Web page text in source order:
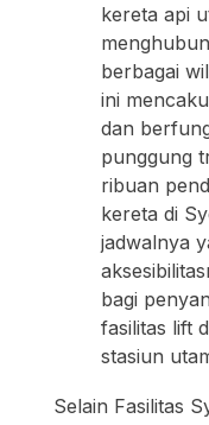
kereta api
berbagai
ini
dan
punggung
ribuan
kereta di
jadwalnya
bagi
fasilitas lift
stasiun
Selain Fasilitas